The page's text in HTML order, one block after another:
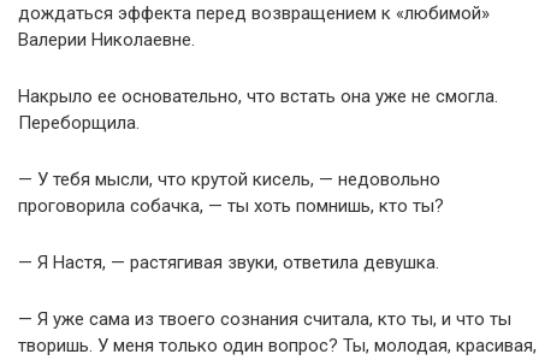
дождаться эффекта перед возвращением к «любимой»
Валерии Николаевне.
Накрыло ее основательно, что встать она уже не смогла.
Переборщила.
— У тебя мысли, что крутой кисель, — недовольно
проговорила собачка, — ты хоть помнишь, кто ты?
— Я Настя, — растягивая звуки, ответила девушка.
— Я уже сама из твоего сознания считала, кто ты, и что ты
творишь. У меня только один вопрос? Ты, молодая, красивая,